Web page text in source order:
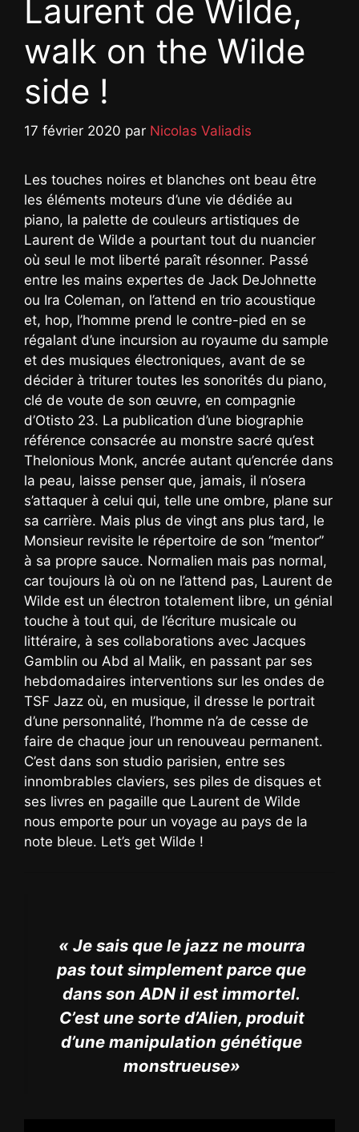
Laurent de Wilde,
walk on the Wilde
side !
17 février 2020 par Nicolas Valiadis
Les touches noires et blanches ont beau être
les éléments moteurs d’une vie dédiée au
piano, la palette de couleurs artistiques de
Laurent de Wilde a pourtant tout du nuancier
où seul le mot liberté paraît résonner. Passé
entre les mains expertes de Jack DeJohnette
ou Ira Coleman, on l’attend en trio acoustique
et, hop, l’homme prend le contre-pied en se
régalant d’une incursion au royaume du sample
et des musiques électroniques, avant de se
décider à triturer toutes les sonorités du piano,
clé de voute de son œuvre, en compagnie
d’Otisto 23. La publication d’une biographie
référence consacrée au monstre sacré qu’est
Thelonious Monk, ancrée autant qu’encrée dans
la peau, laisse penser que, jamais, il n’osera
s’attaquer à celui qui, telle une ombre, plane sur
sa carrière. Mais plus de vingt ans plus tard, le
Monsieur revisite le répertoire de son “mentor”
à sa propre sauce. Normalien mais pas normal,
car toujours là où on ne l’attend pas, Laurent de
Wilde est un électron totalement libre, un génial
touche à tout qui, de l’écriture musicale ou
littéraire, à ses collaborations avec Jacques
Gamblin ou Abd al Malik, en passant par ses
hebdomadaires interventions sur les ondes de
TSF Jazz où, en musique, il dresse le portrait
d’une personnalité, l’homme n’a de cesse de
faire de chaque jour un renouveau permanent.
C’est dans son studio parisien, entre ses
innombrables claviers, ses piles de disques et
ses livres en pagaille que Laurent de Wilde
nous emporte pour un voyage au pays de la
note bleue. Let’s get Wilde !
« Je sais que le jazz ne mourra
pas tout simplement parce que
dans son ADN il est immortel.
C’est une sorte d’Alien, produit
d’une manipulation génétique
monstrueuse»